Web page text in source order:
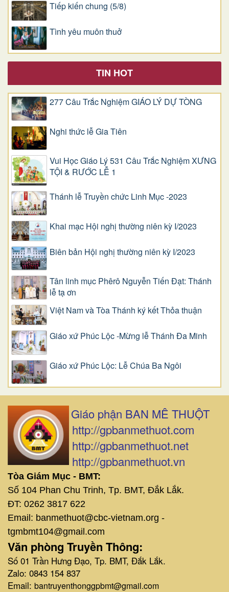
Tiếp kiến chung (5/8)
Tình yêu muôn thuở
TIN HOT
277 Câu Trắc Nghiệm GIÁO LÝ DỰ TÒNG
Nghi thức lễ Gia Tiên
Vui Học Giáo Lý 531 Câu Trắc Nghiệm XƯNG
TỘI & RƯỚC LỄ 1
Thánh lễ Truyền chức Linh Mục -2023
Khai mạc Hội nghị thường niên kỳ I/2023
Biên bản Hội nghị thường niên kỳ I/2023
Tân linh mục Phêrô Nguyễn Tiến Đạt: Thánh
lễ tạ ơn
Việt Nam và Tòa Thánh ký kết Thỏa thuận
Giáo xứ Phúc Lộc -Mừng lễ Thánh Đa Minh
Giáo xứ Phúc Lộc: Lễ Chúa Ba Ngôi
Giáo phận BAN MÊ THUỘT
http://gpbanmethuot.com
http://gpbanmethuot.net
http://gpbanmethuot.vn
Tòa Giám Mục - BMT:
Số 104 Phan Chu Trinh, Tp. BMT, Đắk Lắk.
ĐT: 0262 3817 622
Email: banmethuot@cbc-vietnam.org -
tgmbmt104@gmail.com
Văn phòng Truyền Thông:
Số 01 Trần Hưng Đạo, Tp. BMT, Đắk Lắk.
Zalo: 0843 154 837
Email: bantruyenthonggpbmt@gmail.com